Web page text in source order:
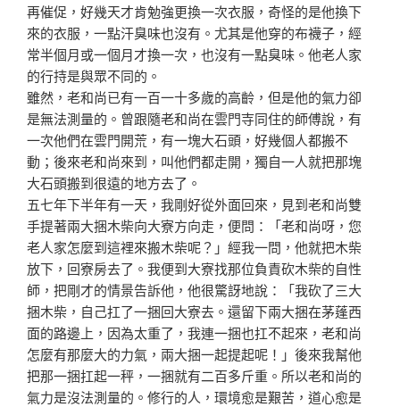
再催促，好幾天才肯勉強更換一次衣服，奇怪的是他換下
來的衣服，一點汗臭味也沒有。尤其是他穿的布襪子，經
常半個月或一個月才換一次，也沒有一點臭味。他老人家
的行持是與眾不同的。
雖然，老和尚已有一百一十多歲的高齡，但是他的氣力卻
是無法測量的。曾跟隨老和尚在雲門寺同住的師傅說，有
一次他們在雲門開荒，有一塊大石頭，好幾個人都搬不
動；後來老和尚來到，叫他們都走開，獨自一人就把那塊
大石頭搬到很遠的地方去了。
五七年下半年有一天，我剛好從外面回來，見到老和尚雙
手提著兩大捆木柴向大寮方向走，便問：「老和尚呀，您
老人家怎麼到這裡來搬木柴呢？」經我一問，他就把木柴
放下， 回寮房去了。我便到大寮找那位負責砍木柴的自性
師，把剛才的情景告訴他，他很驚訝地說：「我砍了三大
捆木柴，自己扛了一捆回大寮去。還留下兩大捆在茅蓬西
面的路邊上， 因為太重了，我連一捆也扛不起來，老和尚
怎麼有那麼大的力氣，兩大捆一起提起呢！」後來我幫他
把那一捆扛起一秤 ，一捆就有二百多斤重。所以老和尚的
氣力是沒法測量的。 修行的人，環境愈是艱苦，道心愈是